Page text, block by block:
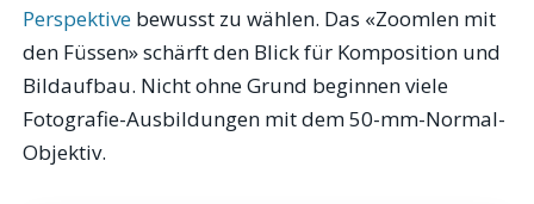
Perspektive bewusst zu wählen. Das «Zoomlen mit
den Füssen» schärft den Blick für Komposition und
Bildaufbau. Nicht ohne Grund beginnen viele
Fotografie-Ausbildungen mit dem 50-mm-Normal-
Objektiv.